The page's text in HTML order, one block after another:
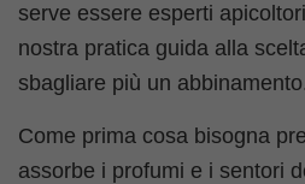
serve essere esperti
nostra pratica guida alla
sbagliare più un
Come prima cosa bisogna
assorbe i profumi e i sentori